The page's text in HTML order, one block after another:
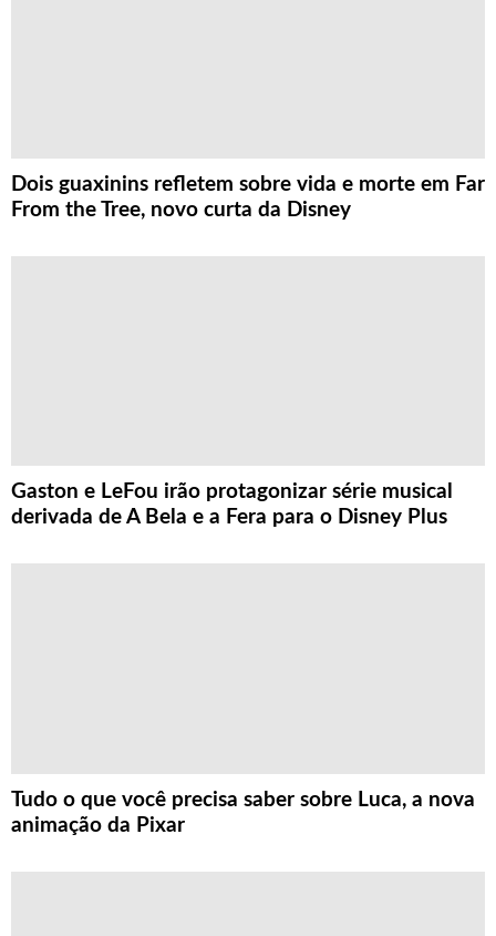
Dois guaxinins refletem sobre vida e morte em Far
From the Tree, novo curta da Disney
Gaston e LeFou irão protagonizar série musical
derivada de A Bela e a Fera para o Disney Plus
Tudo o que você precisa saber sobre Luca, a nova
animação da Pixar